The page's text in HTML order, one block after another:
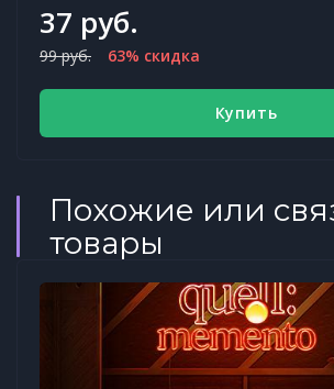
37 руб.
99 руб. 63% скидка
Купить
Похожие или
товары